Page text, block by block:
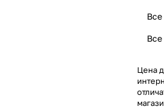
Цена
% будут
с вашей